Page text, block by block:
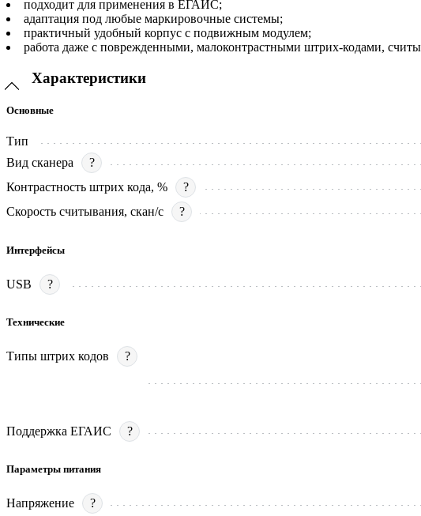
подходит для применения в ЕГАИС;
адаптация под любые маркировочные системы;
практичный удобный корпус с подвижным модулем;
работа даже с поврежденными, малоконтрастными штрих-кодами,
Характеристики
Основные
Тип
Вид сканера
?
Контрастность штрих кода, %
?
Скорость считывания, скан/с
?
Интерфейсы
USB ?
Технические
Типы штрих кодов ?
Поддержка ЕГАИС ?
Параметры питания
Напряжение ?